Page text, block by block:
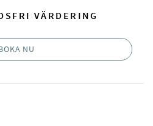
VÄRDERING
NU